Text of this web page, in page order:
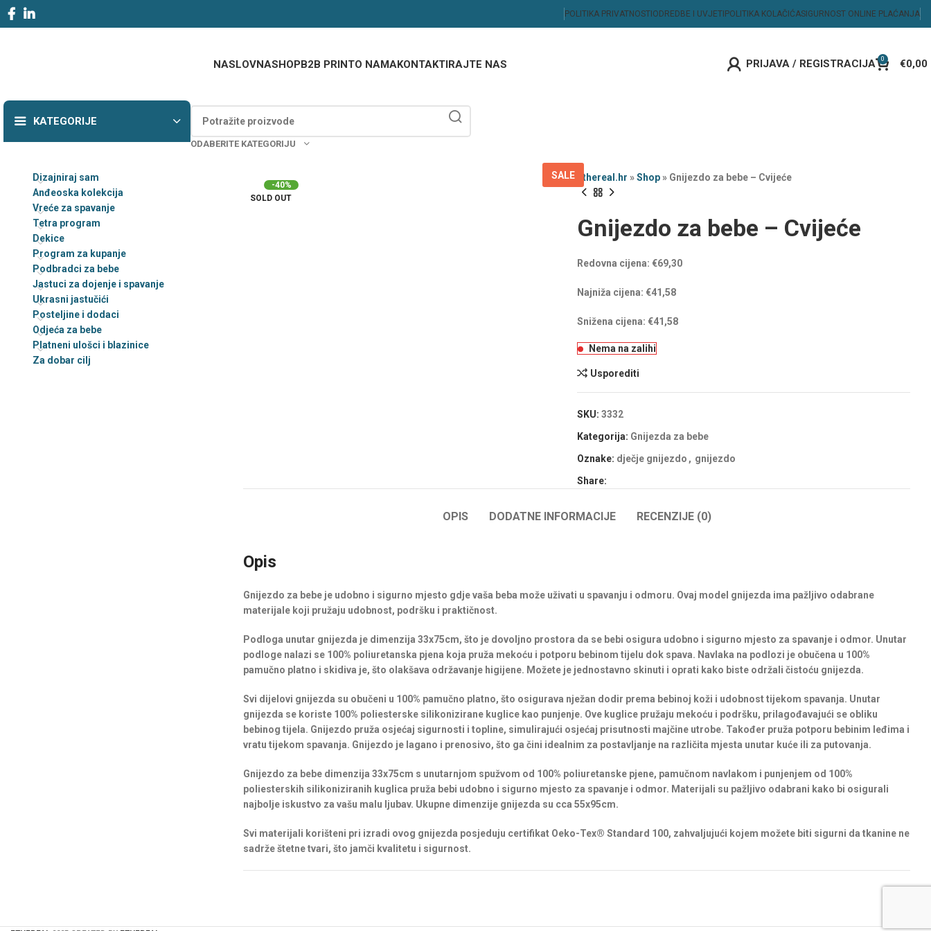
POLITIKA PRIVATNOSTI ODREDBE I UVJETI POLITIKA KOLAČIĆASIGURNOST ONLINE PLAĆANJA
NASLOVNASHOPB2B PRINTO NAMAKONTAKTIRAJTE NAS PRIJAVA / REGISTRACIJA 0 €0,00
KATEGORIJE
ODABERITE KATEGORIJU
-40%
SOLD OUT
SALE Ethereal.hr »Shop» Gnijezdo za bebe – Cvijeće
Gnijezdo za bebe – Cvijeće
Redovna cijena: €69,30
Najniža cijena: €41,58
Snižena cijena: €41,58
Nema na zalihi
Usporediti
SKU: 3332
Kategorija: Gnijezda za bebe
Oznake: dječje gnijezdo , gnijezdo
Share:
OPIS DODATNE INFORMACIJE RECENZIJE (0)
Opis
Gnijezdo za bebe je udobno i sigurno mjesto gdje vaša beba može uživati u spavanju i odmoru. Ovaj model gnijezda ima pažljivo odabrane
materijale koji pružaju udobnost, podršku i praktičnost.
Podloga unutar gnijezda je dimenzija 33x75cm, što je dovoljno prostora da se bebi osigura udobno i sigurno mjesto za spavanje i odmor. Unutar
podloge nalazi se 100% poliuretanska pjena koja pruža mekoću i potporu bebinom tijelu dok spava. Navlaka na podlozi je obučena u 100%
pamučno platno i skidiva je, što olakšava održavanje higijene. Možete je jednostavno skinuti i oprati kako biste održali čistoću gnijezda.
Svi dijelovi gnijezda su obučeni u 100% pamučno platno, što osigurava nježan dodir prema bebinoj koži i udobnost tijekom spavanja. Unutar
gnijezda se koriste 100% poliesterske silikonizirane kuglice kao punjenje. Ove kuglice pružaju mekoću i podršku, prilagođavajući se obliku
bebinog tijela. Gnijezdo pruža osjećaj sigurnosti i topline, simulirajući osjećaj prisutnosti majčine utrobe. Također pruža potporu bebinim leđima i
vratu tijekom spavanja. Gnijezdo je lagano i prenosivo, što ga čini idealnim za postavljanje na različita mjesta unutar kuće ili za putovanja.
Gnijezdo za bebe dimenzija 33x75cm s unutarnjom spužvom od 100% poliuretanske pjene, pamučnom navlakom i punjenjem od 100%
poliesterskih silikoniziranih kuglica pruža bebi udobno i sigurno mjesto za spavanje i odmor. Materijali su pažljivo odabrani kako bi osigurali
najbolje iskustvo za vašu malu ljubav. Ukupne dimenzije gnijezda su cca 55x95cm.
Svi materijali korišteni pri izradi ovog gnijezda posjeduju certifikat Oeko-Tex® Standard 100, zahvaljujući kojem možete biti sigurni da tkanine ne
sadrže štetne tvari, što jamči kvalitetu i sigurnost.
Dizajniraj sam
Anđeoska kolekcija
Vreće za spavanje
Tetra program
Dekice
Program za kupanje
Podbradci za bebe
Jastuci za dojenje i spavanje
Ukrasni jastučići
Posteljine i dodaci
Odjeća za bebe
Platneni ulošci i blazinice
Za dobar cilj